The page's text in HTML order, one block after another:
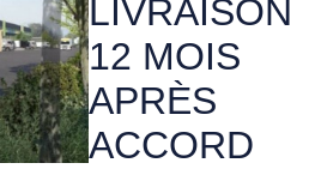
LIVRAISON
12 MOIS
APRÈS
ACCORD